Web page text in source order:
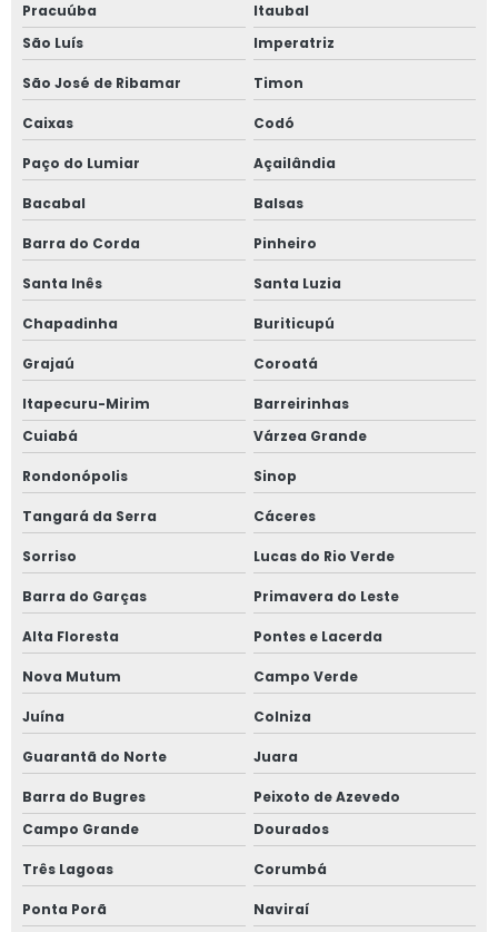
Pracuúba
Itaubal
São Luís
Imperatriz
São José de Ribamar Timon
Caixas Codó
Paço do Lumiar Açailândia
Bacabal Balsas
Barra do Corda Pinheiro
Santa Inês Santa Luzia
Chapadinha Buriticupú
Grajaú Coroatá
Itapecuru-Mirim
Barreirinhas
Cuiabá
Várzea Grande
Rondonópolis Sinop
Tangará da Serra Cáceres
Sorriso Lucas do Rio Verde
Barra do Garças Primavera do Leste
Alta Floresta Pontes e Lacerda
Nova Mutum Campo Verde
Juína Colniza
Guarantã do Norte Juara
Barra do Bugres
Peixoto de Azevedo
Campo Grande
Dourados
Três Lagoas Corumbá
Ponta Porã Naviraí